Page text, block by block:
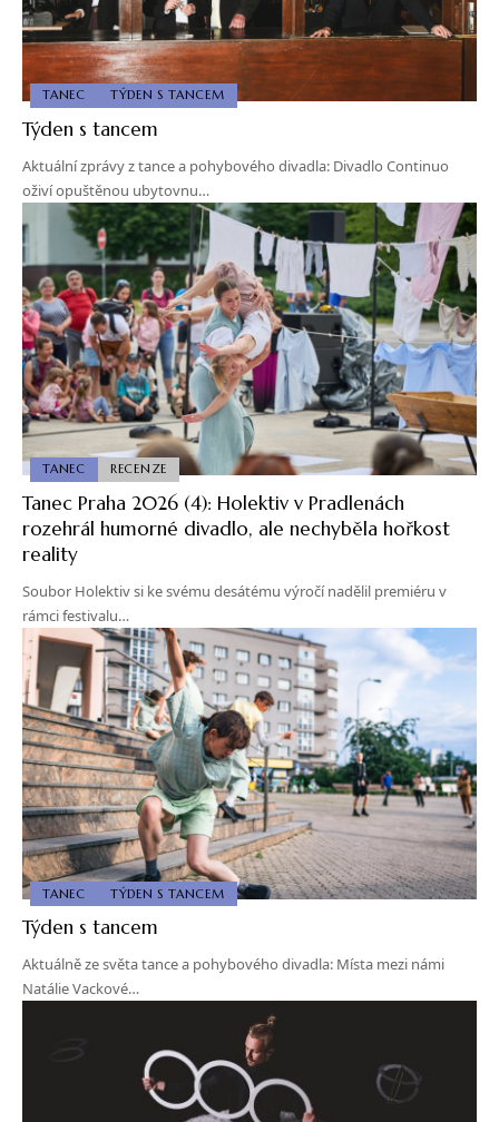
TANEC TÝDEN S TANCEM
Týden s tancem
Aktuální zprávy z tance a pohybového divadla: Divadlo Continuo
oživí opuštěnou ubytovnu…
TANEC RECENZE
Tanec Praha 2026 (4): Holektiv v Pradlenách
rozehrál humorné divadlo, ale nechyběla hořkost
reality
Soubor Holektiv si ke svému desátému výročí nadělil premiéru v
rámci festivalu…
TANEC TÝDEN S TANCEM
Týden s tancem
Aktuálně ze světa tance a pohybového divadla: Místa mezi námi
Natálie Vackové…